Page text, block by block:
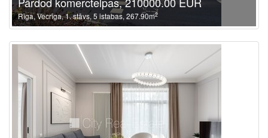
Rīga, Vecrīga, 1. stāvs, 5 istabas, 267.90m2